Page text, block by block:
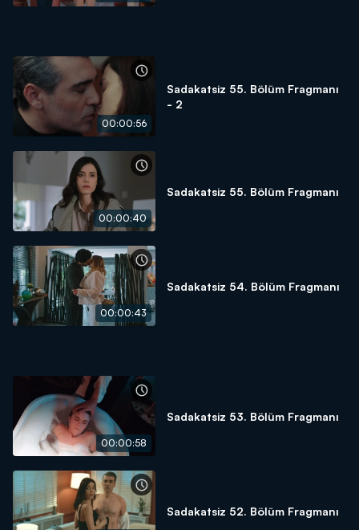
00:00:56
Sadakatsiz 55. Bölüm Fragmanı
- 2
00:00:40
Sadakatsiz 55. Bölüm Fragmanı
00:00:43
Sadakatsiz 54. Bölüm Fragmanı
00:00:58
Sadakatsiz 53. Bölüm Fragmanı
Sadakatsiz 52. Bölüm Fragmanı